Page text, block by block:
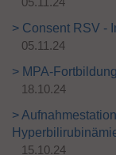
> Consent RSV -
05.11.24
> MPA-Fortbildung
18.10.24
>
15.10.24